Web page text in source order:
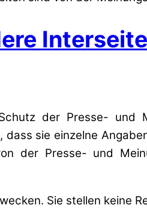
der Presse- und
sie einzelne
der Presse- und
Sie stellen keine